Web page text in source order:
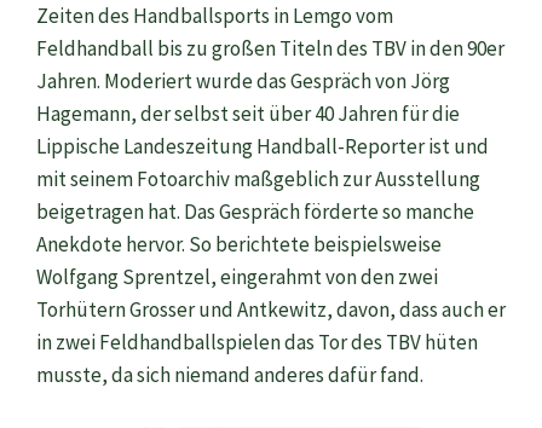
Zeiten des Handballsports in Lemgo vom
Feldhandball bis zu großen Titeln des TBV in den 90er
Jahren. Moderiert wurde das Gespräch von Jörg
Hagemann, der selbst seit über 40 Jahren für die
Lippische Landeszeitung Handball-Reporter ist und
mit seinem Fotoarchiv maßgeblich zur Ausstellung
beigetragen hat. Das Gespräch förderte so manche
Anekdote hervor. So berichtete beispielsweise
Wolfgang Sprentzel, eingerahmt von den zwei
Torhütern Grosser und Antkewitz, davon, dass auch er
in zwei Feldhandballspielen das Tor des TBV hüten
musste, da sich niemand anderes dafür fand.